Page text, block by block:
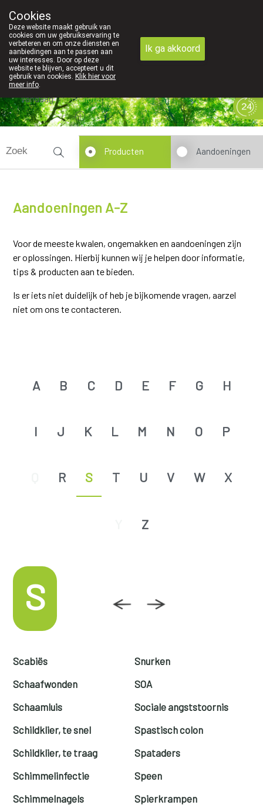
Vandaag Nugesloten
Aandoeningen A-Z
Producten Aandoeningen
Voor de meeste kwalen, ongemakken en aandoeningen zijn
er oplossingen. Hierbij kunnen wij je helpen door informatie,
tips & producten aan te bieden.
Is er iets niet duidelijk of heb je bijkomende vragen, aarzel
niet om ons te contacteren.
A B C D E F G H
I J K L M N O P
R S T U V W X
Z
S
Scabiës
Schaafwonden
Schaamluis
Schildklier, te snel
Schildklier, te traag
Schimmelinfectie
Schimmelnagels
Snurken
SOA
Sociale angststoornis
Spastisch colon
Spataders
Speen
Spierkrampen
Cookies
Deze website maakt gebruik van
cookies om uw gebruikservaring te
verbeteren en om onze diensten en
aanbiedingen aan te passen aan
uw interesses. Door op deze
website te blijven, accepteert u dit
gebruik van cookies. Klik hier voor
meer info.
Ik ga akkoord